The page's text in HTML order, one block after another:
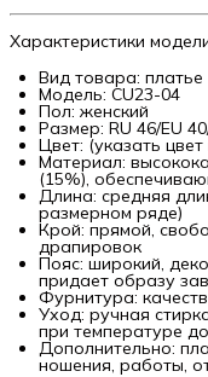
Характеристики
Вид товара: платье
Модель: CU23-04
Пол: женский
Размер: RU 46/EU
Цвет: (указать цвет
Материал:
(15%),
Длина: средняя
размерном ряде)
Крой: прямой,
драпировок
Пояс: широкий,
придает образу
Фурнитура:
Уход: ручная
при температуре
Дополнительно:
ношения, работы,